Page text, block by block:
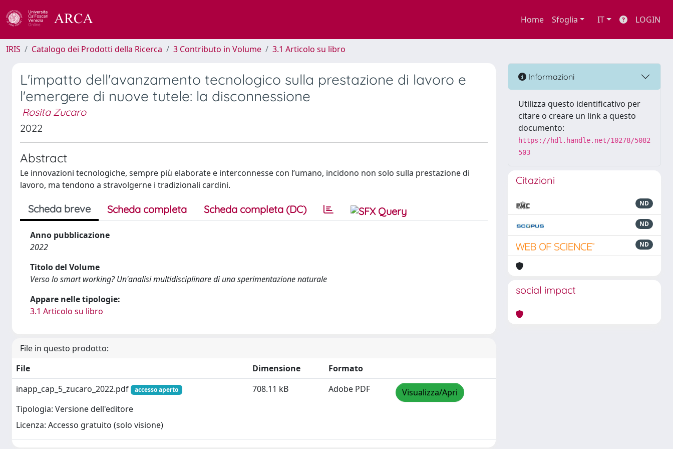
Home Sfoglia IT LOGIN
IRIS Catalogo dei Prodotti della Ricerca 3 Contributo in Volume 3.1 Articolo su libro
L'impatto dell'avanzamento tecnologico sulla prestazione di lavoro e
l'emergere di nuove tutele: la disconnessione
Rosita Zucaro
2022
Abstract
Le innovazioni tecnologiche, sempre più elaborate e interconnesse con l’umano, incidono non solo sulla prestazione di
lavoro, ma tendono a stravolgerne i tradizionali cardini.
Scheda breve Scheda completa Scheda completa (DC)
Anno pubblicazione
2022
Titolo del Volume
Verso lo smart working? Un'analisi multidisciplinare di una sperimentazione naturale
Appare nelle tipologie:
3.1 Articolo su libro
File in questo prodotto:
File
Dimensione
Formato
inapp_cap_5_zucaro_2022.pdf
accesso aperto
Tipologia: Versione dell'editore
Licenza: Accesso gratuito (solo visione)
708.11 kB Adobe PDF Visualizza/Apri
Informazioni
Utilizza questo identificativo per
citare o creare un link a questo
documento:
https://hdl.handle.net/10278/5082
503
Citazioni
ND
ND
ND
social impact